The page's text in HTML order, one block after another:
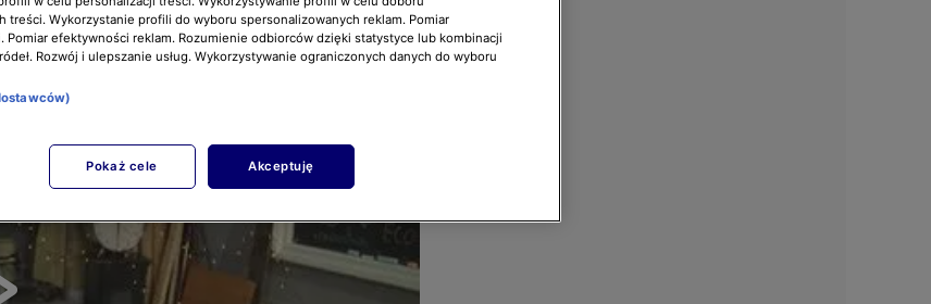
treści. Wykorzystanie profili do wyboru spersonalizowanych reklam. Pomiar
Pomiar efektywności reklam. Rozumienie odbiorców dzięki statystyce lub kombinacji
Rozwój i ulepszanie usług. Wykorzystywanie ograniczonych danych do wyboru
Pokaż cele Akceptuję